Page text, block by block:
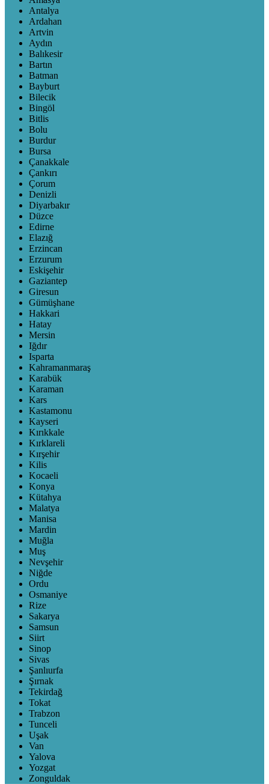
Antalya
Ardahan
Artvin
Aydın
Balıkesir
Bartın
Batman
Bayburt
Bilecik
Bingöl
Bitlis
Bolu
Burdur
Bursa
Çanakkale
Çankırı
Çorum
Denizli
Diyarbakır
Düzce
Edirne
Elazığ
Erzincan
Erzurum
Eskişehir
Gaziantep
Giresun
Gümüşhane
Hakkari
Hatay
Mersin
Iğdır
Isparta
Kahramanmaraş
Karabük
Karaman
Kars
Kastamonu
Kayseri
Kırıkkale
Kırklareli
Kırşehir
Kilis
Kocaeli
Konya
Kütahya
Malatya
Manisa
Mardin
Muğla
Muş
Nevşehir
Niğde
Ordu
Osmaniye
Rize
Sakarya
Samsun
Siirt
Sinop
Sivas
Şanlıurfa
Şırnak
Tekirdağ
Tokat
Trabzon
Tunceli
Uşak
Van
Yalova
Yozgat
Zonguldak